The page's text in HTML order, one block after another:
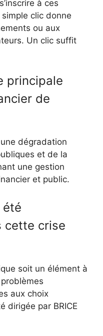
à ces
clic donne
ou aux
Un clic suffit
principale
de
dégradation
et de la
une gestion
et public.
été
cette crise
soit un élément à
aux choix
dirigée par BRICE